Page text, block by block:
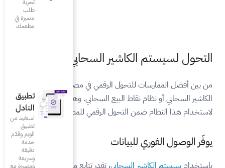
تجربة
تطبيق
النادل
استفيد من
خدمة
دقيقة
ومتميزة مع
السحابي
في مصر، استخدام سيستم
السحابي. وهاهي أهم الأسباب
للمطاعم والكافيهات.
، تقدر تتابع مبيعاتك وحركة